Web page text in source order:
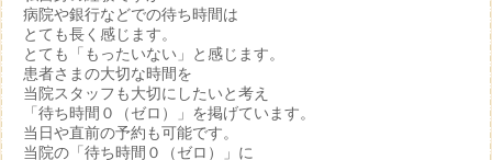
病院や銀行などでの待ち時間は
とても長く感じます。
とても「もったいない」と感じます。
患者さまの大切な時間を
当院スタッフも大切にしたいと考え
「待ち時間０（ゼロ）」を掲げています。
当日や直前の予約も可能です。
当院の「待ち時間０（ゼロ）」に